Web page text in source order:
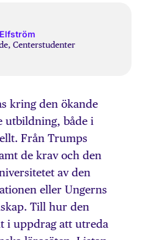
Centerstudenter
kring den ökande
utbildning, både i
Från Trumps
de krav och den
av den
eller Ungerns
Till hur den
i uppdrag att utreda